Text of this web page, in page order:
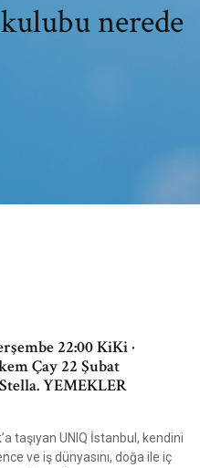
nerede
22:00 KiKi ·
Çay 22 Şubat
YEMEKLER
taşıyan UNIQ İstanbul, kendini
ve iş dünyasını, doğa ile iç